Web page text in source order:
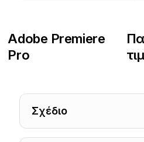
Adobe Premiere
Pro
Σχέδιο